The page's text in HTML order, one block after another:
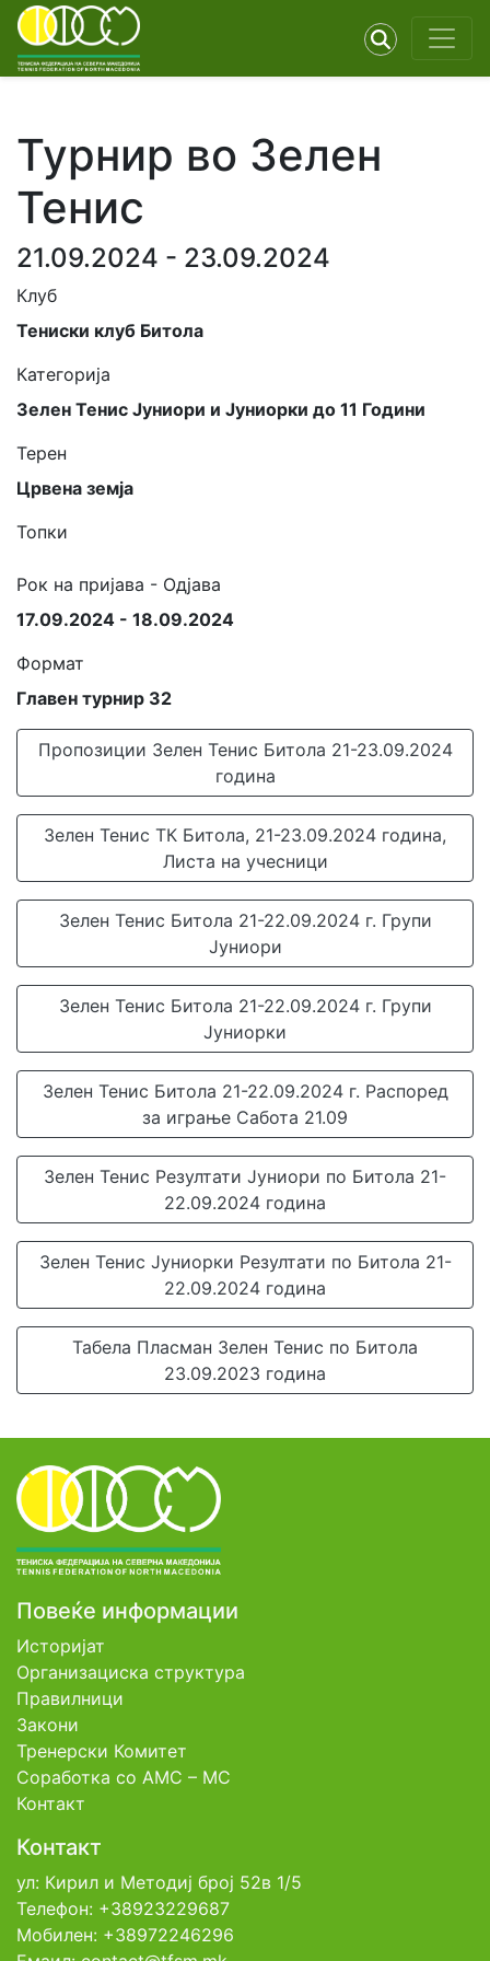
Турнир во Зелен
Тенис
21.09.2024 - 23.09.2024
Клуб
Тениски клуб Битола
Категорија
Зелен Тенис Јуниори и Јуниорки до 11 Години
Терен
Црвена земја
Топки
Рок на пријава - Одјава
17.09.2024 - 18.09.2024
Формат
Главен турнир 32
Пропозиции Зелен Тенис Битола 21-23.09.2024
година
Зелен Тенис ТК Битола, 21-23.09.2024 година,
Листа на учесници
Зелен Тенис Битола 21-22.09.2024 г. Групи
Јуниори
Зелен Тенис Битола 21-22.09.2024 г. Групи
Јуниорки
Зелен Тенис Битола 21-22.09.2024 г. Распоред
за играње Сабота 21.09
Зелен Тенис Резултати Јуниори по Битола 21-
22.09.2024 година
Зелен Тенис Јуниорки Резултати по Битола 21-
22.09.2024 година
Табела Пласман Зелен Тенис по Битола
23.09.2023 година
Повеќе информации
Историјат
Организациска структура
Правилници
Закони
Тренерски Комитет
Соработка со АМС – МС
Контакт
Контакт
ул: Кирил и Методиј број 52в 1/5
Телефон: +38923229687
Мобилен: +38972246296